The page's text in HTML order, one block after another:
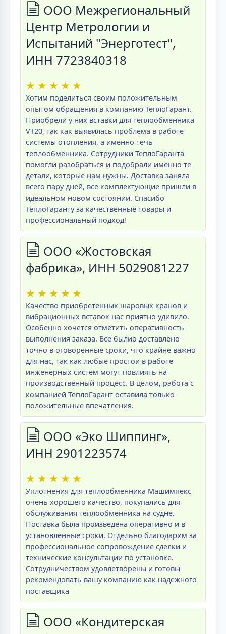
ООО Межрегиональный
Центр Метрологии и
Испытаний "Энерготест",
ИНН 7723840318
★ ★ ★ ★ ★
Хотим поделиться своим положительным
опытом обращения в компанию ТеплоГарант.
Приобрели у них вставки для теплообменника
VT20, так как выявилась проблема в работе
системы отопления, а именно течь
теплообменника. Сотрудники ТеплоГаранта
помогли разобраться и подобрали именно те
детали, которые нам нужны. Доставка заняла
всего пару дней, все комплектующие пришли в
идеальном новом состоянии. Спасибо
ТеплоГаранту за качественные товары и
профессиональный подход!
ООО «Жостовская
фабрика», ИНН 5029081227
★ ★ ★ ★ ★
Качество приобретенных шаровых кранов и
вибрационных вставок нас приятно удивило.
Особенно хочется отметить оперативность
выполнения заказа. Всё былио доставлено
точно в оговоренные сроки, что крайне важно
для нас, так как любые простои в работе
инженерных систем могут повлиять на
производственный процесс. В целом, работа с
компанией ТеплоГарант оставила только
положительные впечатления.
ООО «Эко Шиппинг»,
ИНН 2901223574
★ ★ ★ ★ ★
Уплотнения для теплообменника Машимпекс
очень хорошего качество, покупались для
обслуживания теплообменника на судне.
Поставка была произведена оперативно и в
установленные сроки. Отдельно благодарим за
профессиональное сопровождение сделки и
технические консультации по установке.
Сотрудничеством удовлетворены и готовы
рекомендовать вашу компанию как надежного
поставщика
ООО «Кондитерская